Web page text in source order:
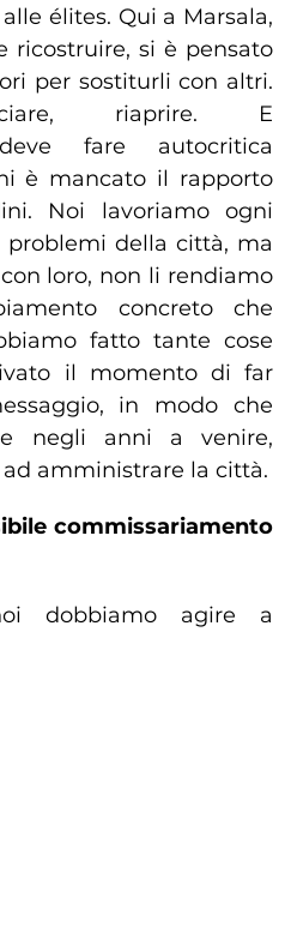
élites. Qui a Marsala,
ricostruire, si è pensato
per sostiturli con altri.
riaprire. E
deve fare autocritica
è mancato il rapporto
Noi lavoriamo ogni
della città, ma
loro, non li rendiamo
concreto che
fatto tante cose
il momento di far
in modo che
negli anni a venire,
amministrare la città.
commissariamento
dobbiamo agire a